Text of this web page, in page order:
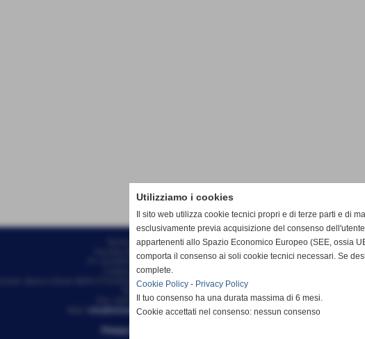
Tennis Club Bisenzio ASD
Via Ada Negri, 15 - 59100 - Prato
P.I. 01526410970 C.F 92006510488
Codice univoco: M5UXCR1
Banco Desio IBAN IT11A0344002811000000510100 - Intestato a Tennis Club Bisenzio asd
Tel. 0574/46.56.49
Pec: tennisclubbisenzio@pec.it
info@tcbisenzio.it direzione@tcbisenzio.it
Utilizziamo i cookies
Il sito web utilizza cookie tecnici propri e di terze parti e di
esclusivamente previa acquisizione del consenso
appartenenti allo Spazio Economico Europeo (SEE, ossia
comporta il consenso ai soli cookie tecnici necessari. Se
complete.
Cookie Policy - Privacy Policy
Il tuo consenso ha una durata massima di 6 mesi.
Cookie accettati nel consenso: nessun consenso